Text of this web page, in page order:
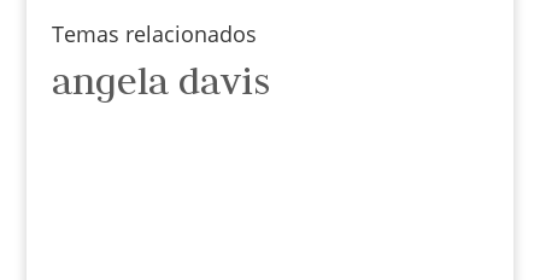
Temas relacionados
angela davis